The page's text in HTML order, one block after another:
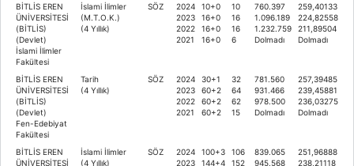
BİTLİS EREN
ÜNİVERSİTESİ
(BİTLİS)
(Devlet)
İslami İlimler
Fakültesi
İslami İlimler
(M.T.O.K.)
(4 Yıllık)
SÖZ
2024
2023
2022
2021
10+0
16+0
16+0
16+0
10
16
16
6
760.397
1.096.189
1.232.759
Dolmadı
259,40133
224,82558
211,89504
Dolmadı
BİTLİS EREN
ÜNİVERSİTESİ
(BİTLİS)
(Devlet)
Fen-Edebiyat
Fakültesi
Tarih
(4 Yıllık)
SÖZ
2024
2023
2022
2021
30+1
60+2
60+2
60+2
32
64
62
15
781.560
931.466
978.500
Dolmadı
257,39485
239,45881
236,03275
Dolmadı
BİTLİS EREN
ÜNİVERSİTESİ
İslami İlimler
(4 Yıllık)
SÖZ
2024
2023
100+3
144+4
106
152
839.065
945.568
251,96888
238,21118